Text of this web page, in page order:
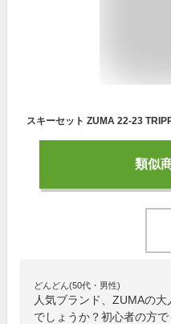
類似
どんどん(50代・男性)
人気ブランド、ZUMAの
でしょうか？初心者の方